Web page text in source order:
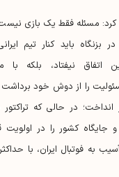
کرد: مسئله فقط یک بازی
بزنگاه باید کنار تیم
اتفاق نیفتاد، بلکه
را از دوش خود
انداخت؛ در حالی که
جایگاه کشور را در اولویت
به فوتبال ایران، با